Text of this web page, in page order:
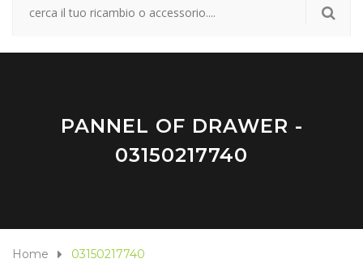
PANNEL OF DRAWER -
03150217740
Home 03150217740